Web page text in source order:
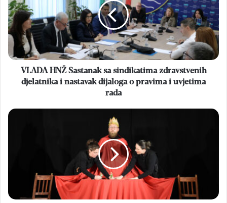
sa
sindikatima
zdravstvenih
djelatnika
nastavak
dijaloga
uvjetima
VLADA HNŽ Sastanak sa sindikatima zdravstvenih
djelatnika i nastavak dijaloga o pravima i uvjetima
rada
OŠ
učenike